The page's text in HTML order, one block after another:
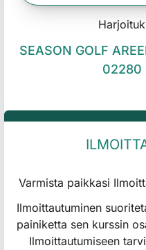
SEASON GOLF
02280
Varmista paikkasi
Ilmoittautuminen
painiketta sen kurssin
Ilmoittautumiseen